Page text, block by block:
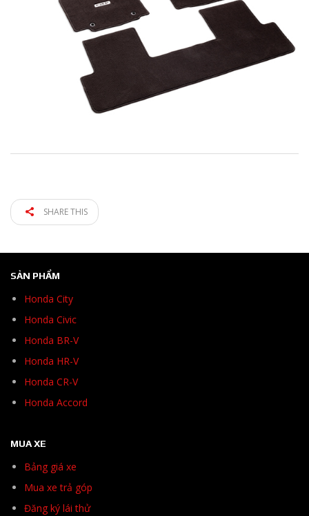
SHARE THIS
SẢN PHẨM
Honda City
Honda Civic
Honda BR-V
Honda HR-V
Honda CR-V
Honda Accord
MUA XE
Bảng giá xe
Mua xe trả góp
Đăng ký lái thử